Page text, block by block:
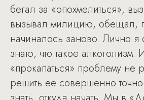
бегал за «опохмелиться»,
вызывал милицию, обещал,
начиналось заново. Лично
знаю, что такое алкоголизм.
«прокапаться» проблему не
решить ее совершенно